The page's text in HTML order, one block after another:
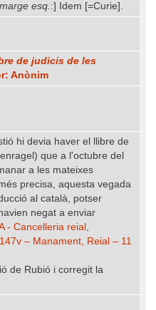
marge esq. :] Idem [=Curie].
de judicis de les
Anònim
hi devia haver el llibre de
que a l'octubre del
a les mateixes
precisa, aquesta vegada
al català, potser
negat a enviar
- Cancelleria reial,
– Manament, Reial – 11
de Rubió i corregit la